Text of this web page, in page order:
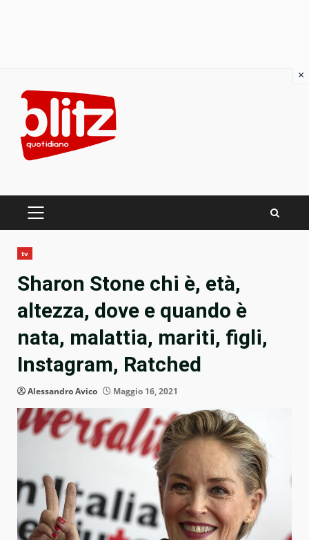
content
PRIMARY
tv
Sharon Stone chi è, età,
altezza, dove e quando è
nata, malattia, mariti, figli,
Instagram, Ratched
Alessandro Avico Maggio 16, 2021
×